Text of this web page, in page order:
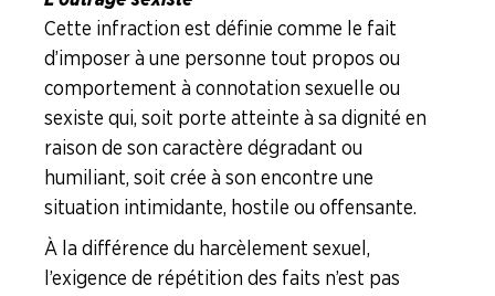
Cette infraction est définie comme le fait
d’imposer à une personne tout propos ou
comportement à connotation sexuelle ou
sexiste qui, soit porte atteinte à sa dignité en
raison de son caractère dégradant ou
humiliant, soit crée à son encontre une
situation intimidante, hostile ou offensante.
À la différence du harcèlement sexuel,
l’exigence de répétition des faits n’est pas